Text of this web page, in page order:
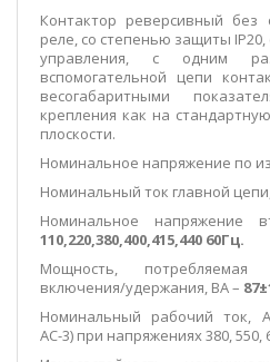
Контактор реверсивный без
реле, со степенью защиты
управления, с одним
вспомогательной цепи
весогабаритными
крепления как на
плоскости.
Номинальное напряжение по
Номинальный ток главной
Номинальное напряжение
110,220,380,400,415,440 60Гц.
Мощность, потребляемая
включения/удержания, ВА –
Номинальный рабочий ток,
АС-3) при напряжениях 380, 550,